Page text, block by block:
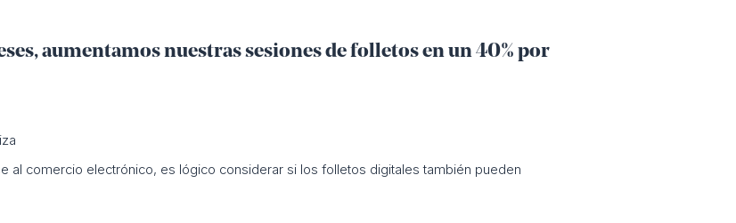
aumentamos nuestras sesiones de folletos en un 40% por
al comercio electrónico, es lógico considerar si los folletos digitales también pueden